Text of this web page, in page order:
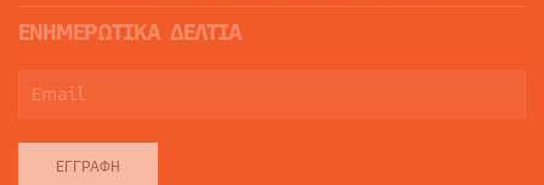
ΕΝΗΜΕΡΩΤΙΚΑ ΔΕΛΤΙΑ
ΕΓΓΡΑΦΉ